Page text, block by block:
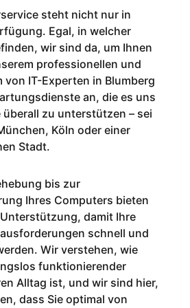
steht nicht nur in
Egal, in welcher
wir sind da, um Ihnen
professionellen und
von IT-Experten in Blumberg
an, die es uns
überall zu unterstützen – sei
Köln oder einer
Stadt.
bis zur
Ihres Computers bieten
damit Ihre
schnell und
Wir verstehen, wie
funktionierender
Alltag ist, und wir sind hier,
dass Sie optimal von